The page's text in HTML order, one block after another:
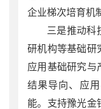
企业梯次培育机
三是推动科
研机构等基础研
应用基础研究与
结果导向、应
能。支持豫光金